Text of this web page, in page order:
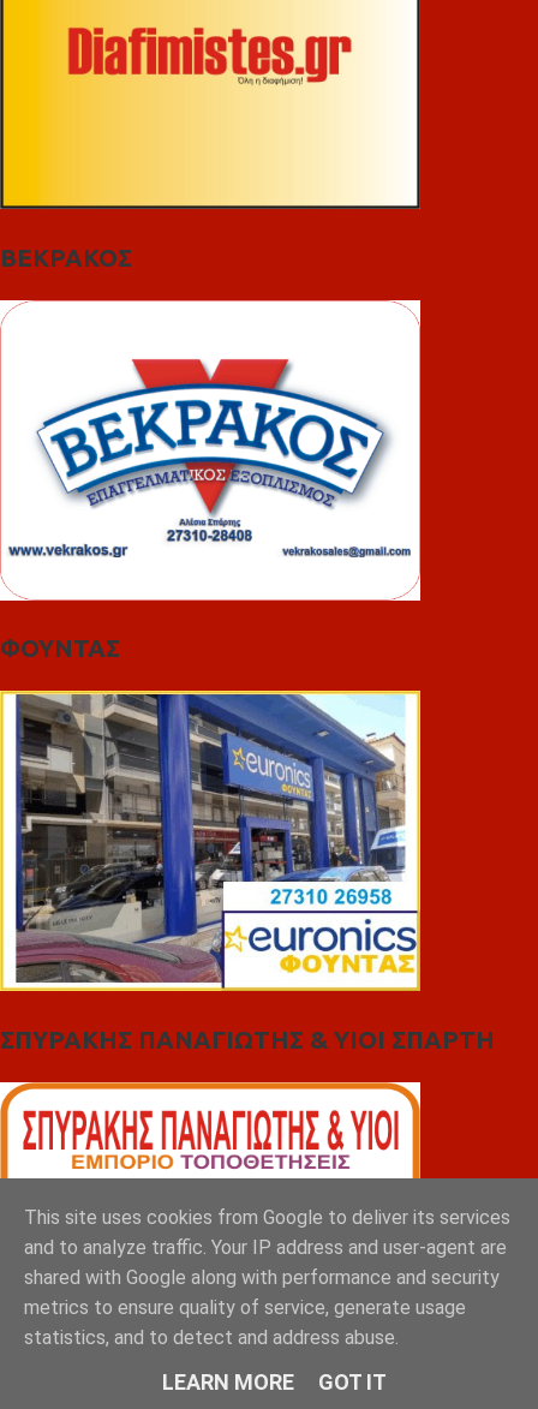
ΒΕΚΡΑΚΟΣ
ΦΟΥΝΤΑΣ
ΣΠΥΡΑΚΗΣ ΠΑΝΑΓΙΩΤΗΣ & YIOI ΣΠΑΡΤΗ
This site uses cookies from Google to deliver its services
and to analyze traffic. Your IP address and user-agent are
shared with Google along with performance and security
metrics to ensure quality of service, generate usage
statistics, and to detect and address abuse.
LEARN MORE GOT IT